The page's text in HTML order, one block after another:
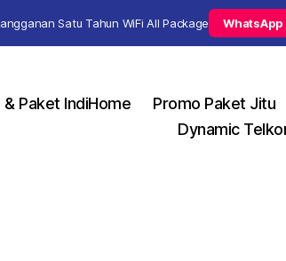
& Paket IndiHome
Promo Paket Jitu
Dynamic
Satu Tahun WiFi All Package WhatsApp